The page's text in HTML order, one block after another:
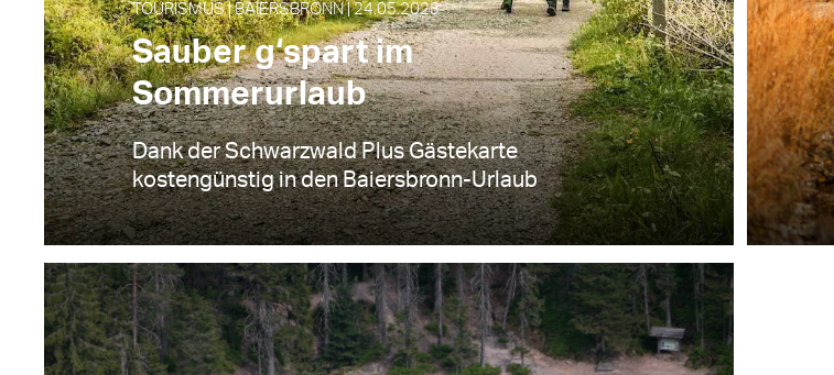
TOURISMUS | BAIERSBRONN | 24.05.2023
Sauber g‘spart im
Sommerurlaub
Dank der Schwarzwald Plus Gästekarte
kostengünstig in den Baiersbronn-Urlaub